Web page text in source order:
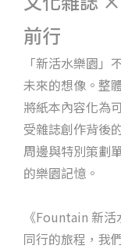
前行
「新活水樂園
未來的想像。整
將紙本內容化為
受雜誌創作背後
周邊與特別策劃
的樂園記憶。
《Fountain 新
同行的旅程，我